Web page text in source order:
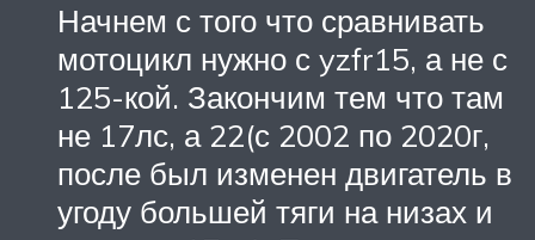
Начнем с того что сравнивать
мотоцикл нужно с yzfr15, а не с
125-кой. Закончим тем что там
не 17лс, а 22(с 2002 по 2020г,
после был изменен двигатель в
угоду большей тяги на низах и